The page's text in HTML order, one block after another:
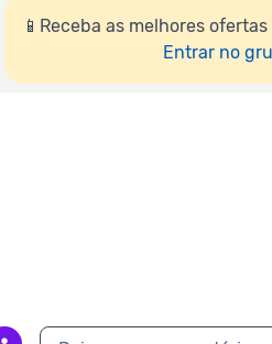
📱Receba as melhores
Entrar no